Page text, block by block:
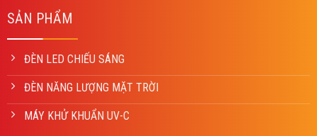
SẢN PHẨM
ĐÈN LED CHIẾU SÁNG
ĐÈN NĂNG LƯỢNG MẶT TRỜI
MÁY KHỬ KHUẨN UV-C